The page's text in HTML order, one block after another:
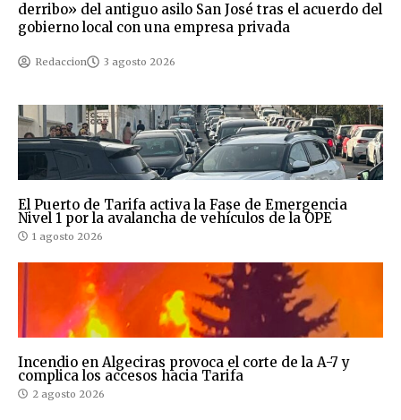
derribo» del antiguo asilo San José tras el acuerdo del
gobierno local con una empresa privada
Redaccion 3 agosto 2026
El Puerto de Tarifa activa la Fase de Emergencia
Nivel 1 por la avalancha de vehículos de la OPE
1 agosto 2026
Incendio en Algeciras provoca el corte de la A-7 y
complica los accesos hacia Tarifa
2 agosto 2026